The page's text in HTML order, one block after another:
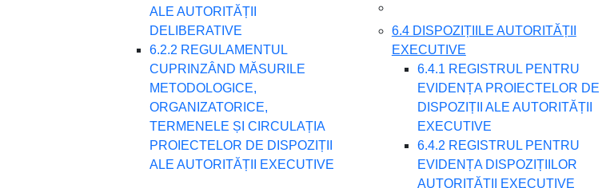
ALE AUTORITĂȚII
DELIBERATIVE
6.2.2 REGULAMENTUL
CUPRINZÂND MĂSURILE
METODOLOGICE,
ORGANIZATORICE,
TERMENELE ȘI CIRCULAȚIA
PROIECTELOR DE DISPOZIȚII
ALE AUTORITĂȚII EXECUTIVE
6.4 DISPOZIȚIILE AUTORITĂȚII
EXECUTIVE
6.4.1 REGISTRUL PENTRU
EVIDENȚA PROIECTELOR DE
DISPOZIȚII ALE AUTORITĂȚII
EXECUTIVE
6.4.2 REGISTRUL PENTRU
EVIDENȚA DISPOZIȚIILOR
AUTORITĂȚII EXECUTIVE